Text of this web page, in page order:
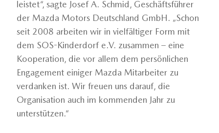
leistet“, sagte Josef A. Schmid, Geschäftsführer
der Mazda Motors Deutschland GmbH. „Schon
seit 2008 arbeiten wir in vielfältiger Form mit
dem SOS-Kinderdorf e.V. zusammen – eine
Kooperation, die vor allem dem persönlichen
Engagement einiger Mazda Mitarbeiter zu
verdanken ist. Wir freuen uns darauf, die
Organisation auch im kommenden Jahr zu
unterstützen.“